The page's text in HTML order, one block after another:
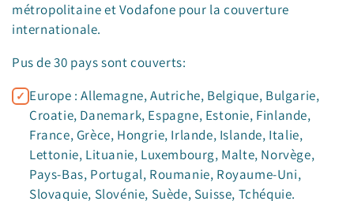
métropolitaine et Vodafone pour la couverture
internationale.
Pus de 30 pays sont couverts:
Europe : Allemagne, Autriche, Belgique, Bulgarie,
Croatie, Danemark, Espagne, Estonie, Finlande,
France, Grèce, Hongrie, Irlande, Islande, Italie,
Lettonie, Lituanie, Luxembourg, Malte, Norvège,
Pays-Bas, Portugal, Roumanie, Royaume-Uni,
Slovaquie, Slovénie, Suède, Suisse, Tchéquie.